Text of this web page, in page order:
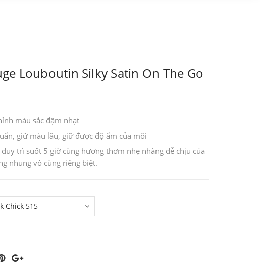
Louboutin Silky Satin On The Go
màu sắc đậm nhạt
giữ màu lâu, giữ được độ ẩm của môi
trì suốt 5 giờ cùng hương thơm nhẹ nhàng dễ chịu của
nhung vô cùng riêng biệt.